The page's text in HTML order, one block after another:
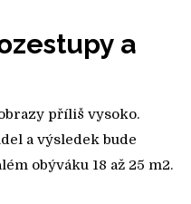
a
příliš vysoko.
a výsledek bude
obýváku 18 až 25 m2.